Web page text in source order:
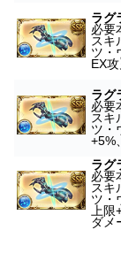
ラグ
必要
スキ
ツ・
EX
ラグ
必要
スキ
ツ・
+5%
ラグ
必要
スキ
ツ・
上
ダメ